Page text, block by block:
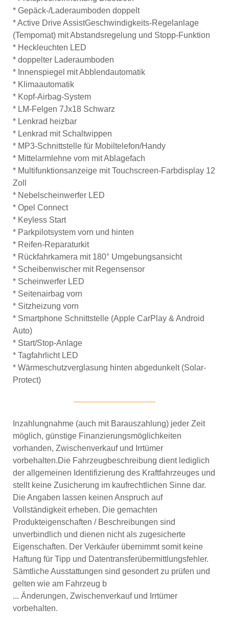
* Gepäck-/Laderaumboden doppelt
* Active Drive AssistGeschwindigkeits-Regelanlage
(Tempomat) mit Abstandsregelung und Stopp-Funktion
* Heckleuchten LED
* doppelter Laderaumboden
* Innenspiegel mit Abblendautomatik
* Klimaautomatik
* Kopf-Airbag-System
* LM-Felgen 7Jx18 Schwarz
* Lenkrad heizbar
* Lenkrad mit Schaltwippen
* MP3-Schnittstelle für Mobiltelefon/Handy
* Mittelarmlehne vorn mit Ablagefach
* Multifunktionsanzeige mit Touchscreen-Farbdisplay 12
Zoll
* Nebelscheinwerfer LED
* Opel Connect
* Keyless Start
* Parkpilotsystem vorn und hinten
* Reifen-Reparaturkit
* Rückfahrkamera mit 180° Umgebungsansicht
* Scheibenwischer mit Regensensor
* Scheinwerfer LED
* Seitenairbag vorn
* Sitzheizung vorn
* Smartphone Schnittstelle (Apple CarPlay & Android
Auto)
* Start/Stop-Anlage
* Tagfahrlicht LED
* Wärmeschutzverglasung hinten abgedunkelt (Solar-
Protect)
Inzahlungnahme (auch mit Barauszahlung) jeder Zeit
möglich, günstige Finanzierungsmöglichkeiten
vorhanden, Zwischenverkauf und Irrtümer
vorbehalten.Die Fahrzeugbeschreibung dient lediglich
der allgemeinen Identifizierung des Kraftfahrzeuges und
stellt keine Zusicherung im kaufrechtlichen Sinne dar.
Die Angaben lassen keinen Anspruch auf
Vollständigkeit erheben. Die gemachten
Produkteigenschaften / Beschreibungen sind
unverbindlich und dienen nicht als zugesicherte
Eigenschaften. Der Verkäufer übernimmt somit keine
Haftung für Tipp und Datentransferübermittlungsfehler.
Sämtliche Ausstattungen sind gesondert zu prüfen und
gelten wie am Fahrzeug b
... Änderungen, Zwischenverkauf und Irrtümer
vorbehalten.